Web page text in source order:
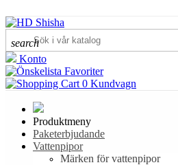
search
Konto
Favoriter
0 Kundvagn
Produktmeny
Paketerbjudande
Vattenpipor
Märken för vattenpipor